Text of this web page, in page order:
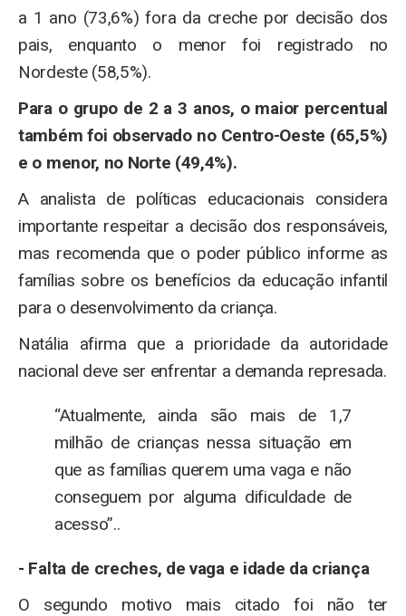
a 1 ano (73,6%) fora da creche por decisão dos
pais, enquanto o menor foi registrado no
Nordeste (58,5%).
Para o grupo de 2 a 3 anos, o maior percentual
também foi observado no Centro-Oeste (65,5%)
e o menor, no Norte (49,4%).
A analista de políticas educacionais considera
importante respeitar a decisão dos responsáveis,
mas recomenda que o poder público informe as
famílias sobre os benefícios da educação infantil
para o desenvolvimento da criança.
Natália afirma que a prioridade da autoridade
nacional deve ser enfrentar a demanda represada.
“Atualmente, ainda são mais de 1,7
milhão de crianças nessa situação em
que as famílias querem uma vaga e não
conseguem por alguma dificuldade de
acesso”..
- Falta de creches, de vaga e idade da criança
O segundo motivo mais citado foi não ter